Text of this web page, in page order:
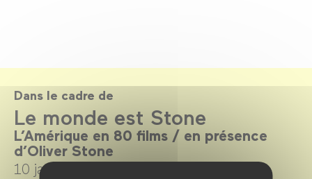
Dans le cadre de
Le monde est Stone
L’Amérique en 80 films / en présence
d’Oliver Stone
10 janvier →